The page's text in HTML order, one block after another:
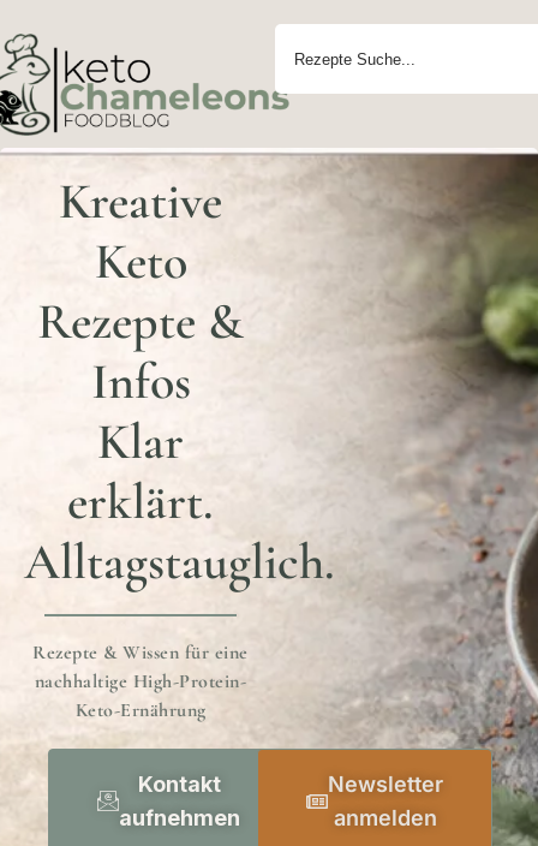
Kreative
Keto
Rezepte &
Infos
Klar
erklärt.
Alltagstauglich.
Rezepte & Wissen für eine
nachhaltige High-Protein-
Keto-Ernährung
Kontakt
aufnehmen
Newsletter
anmelden